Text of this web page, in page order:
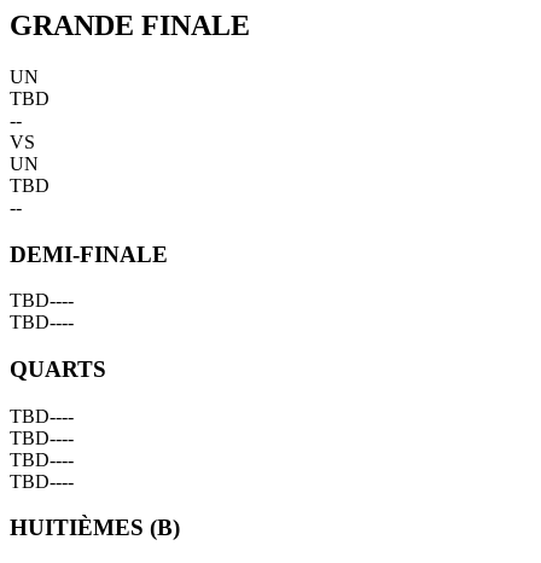
GRANDE FINALE
UN
TBD
--
VS
UN
TBD
--
DEMI-FINALE
TBD----
TBD----
QUARTS
TBD----
TBD----
TBD----
TBD----
HUITIÈMES (B)